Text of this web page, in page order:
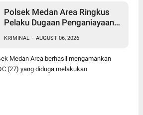
Polsek Medan Area Ringkus
Pelaku Dugaan Penganiayaan
Denai, Korban Alami Luka
Memar
KRIMINAL - AUGUST 06, 2026
Medan Area berhasil mengamankan
(27) yang diduga melakukan